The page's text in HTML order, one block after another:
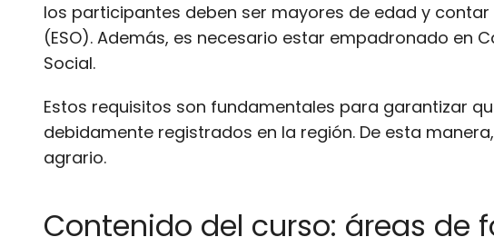
los participantes deben ser mayores de edad y
(ESO). Además, es necesario estar empadronado en
Social.
Estos requisitos son fundamentales para garantizar
debidamente registrados en la región. De esta
agrario.
Contenido del curso: áreas de